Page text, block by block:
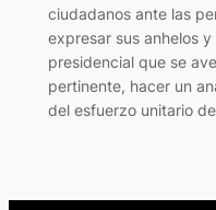
ciudadanos ante las
expresar sus anhelos
presidencial que se
pertinente, hacer un
del esfuerzo unitario